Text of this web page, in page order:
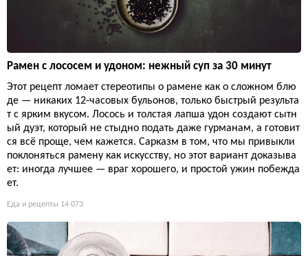
Рамен с лососем и удоном: нежный суп за 30 минут
Этот рецепт ломает стереотипы о рамене как о сложном блю
де — никаких 12-часовых бульонов, только быстрый результа
т с ярким вкусом. Лосось и толстая лапша удон создают сытн
ый дуэт, который не стыдно подать даже гурманам, а готовит
ся всё проще, чем кажется. Сарказм в том, что мы привыкли
поклоняться рамену как искусству, но этот вариант доказыва
ет: иногда лучшее — враг хорошего, и простой ужин побежда
ет.
Еда и рецепты 14 073